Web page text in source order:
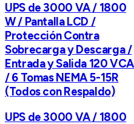
UPS de 3000 VA / 1800
W / Pantalla LCD /
Protección Contra
Sobrecarga y Descarga /
Entrada y Salida 120 VCA
/ 6 Tomas NEMA 5-15R
(Todos con Respaldo)
UPS de 3000 VA / 1800